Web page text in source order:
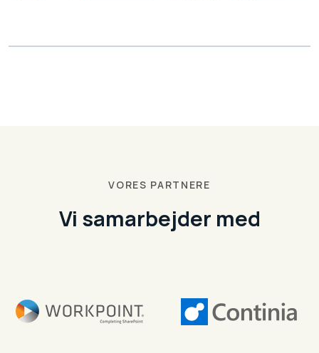
VORES PARTNERE
Vi samarbejder med